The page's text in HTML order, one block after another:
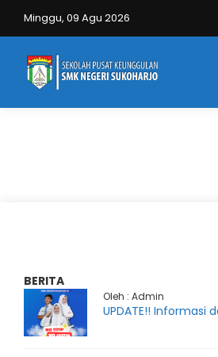
Minggu, 09 Agu 2026
BERITA
Oleh : Admin
UPDATE!! Informasi